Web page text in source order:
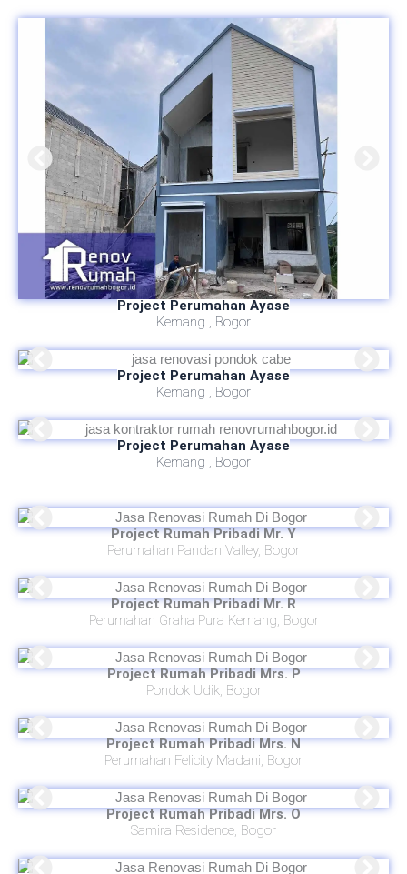
Project Perumahan Ayase
Kemang , Bogor
Project Perumahan Ayase
Kemang , Bogor
Project Perumahan Ayase
Kemang , Bogor
Project Rumah PribadiMr. Y
Perumahan Pandan Valley, Bogor
Project Rumah PribadiMr. R
Perumahan Graha Pura Kemang, Bogor
Project Rumah PribadiMrs. P
Pondok Udik, Bogor
Project Rumah PribadiMrs. N
Perumahan Felicity Madani, Bogor
Project Rumah PribadiMrs. O
Samira Residence, Bogor